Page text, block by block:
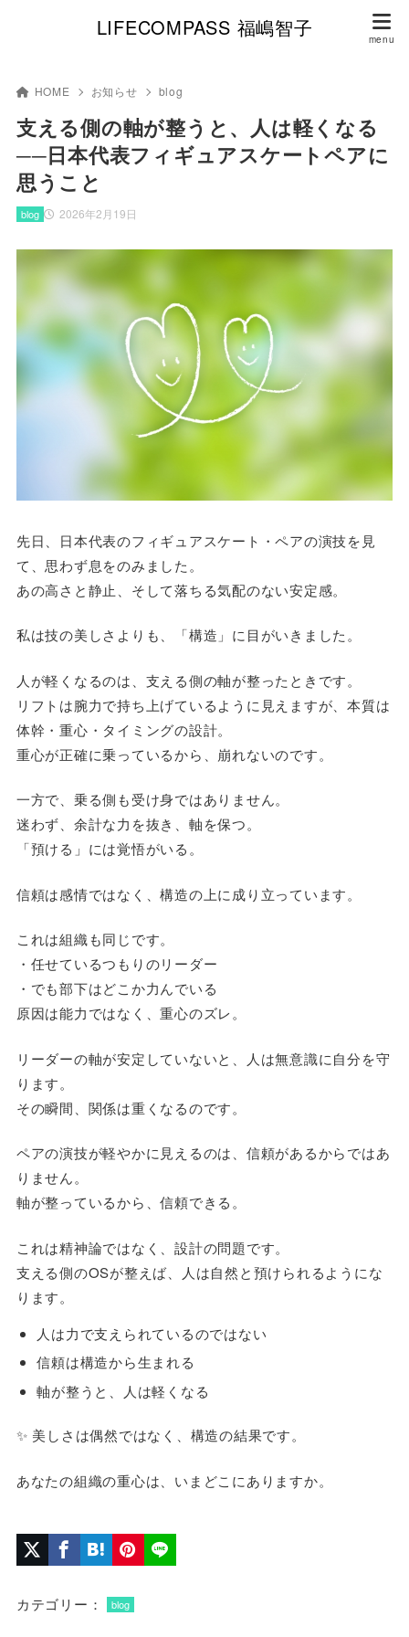
LIFECOMPASS 福嶋智子
HOME お知らせ blog
支える側の軸が整うと、人は軽くなる
──日本代表フィギュアスケートペアに
思うこと
2026年2月19日
blog
先日、日本代表のフィギュアスケート・ペアの演技を見
て、思わず息をのみました。
あの高さと静止、そして落ちる気配のない安定感。
私は技の美しさよりも、「構造」に目がいきました。
人が軽くなるのは、支える側の軸が整ったときです。
リフトは腕力で持ち上げているように見えますが、本質は
体幹・重心・タイミングの設計。
重心が正確に乗っているから、崩れないのです。
一方で、乗る側も受け身ではありません。
迷わず、余計な力を抜き、軸を保つ。
「預ける」には覚悟がいる。
信頼は感情ではなく、構造の上に成り立っています。
これは組織も同じです。
・任せているつもりのリーダー
・でも部下はどこか力んでいる
原因は能力ではなく、重心のズレ。
リーダーの軸が安定していないと、人は無意識に自分を守
ります。
その瞬間、関係は重くなるのです。
ペアの演技が軽やかに見えるのは、信頼があるからではあ
りません。
軸が整っているから、信頼できる。
これは精神論ではなく、設計の問題です。
支える側のOSが整えば、人は自然と預けられるようにな
ります。
人は力で支えられているのではない
信頼は構造から生まれる
軸が整うと、人は軽くなる
✨ 美しさは偶然ではなく、構造の結果です。
あなたの組織の重心は、いまどこにありますか。
カテゴリー： blog